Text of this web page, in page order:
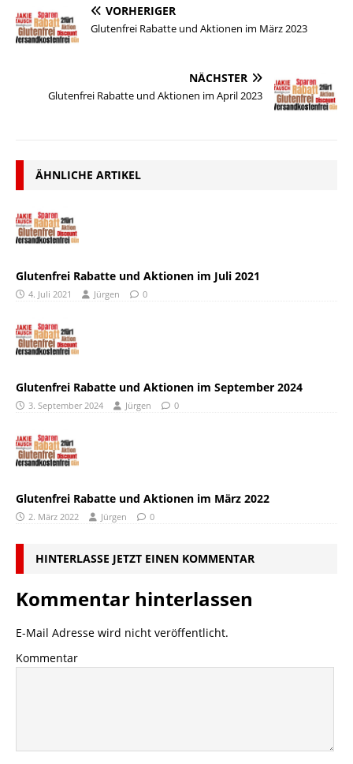
VORHERIGER
Glutenfrei Rabatte und Aktionen im März 2023
NÄCHSTER
Glutenfrei Rabatte und Aktionen im April 2023
ÄHNLICHE ARTIKEL
Glutenfrei Rabatte und Aktionen im Juli 2021
4. Juli 2021 Jürgen 0
Glutenfrei Rabatte und Aktionen im September 2024
3. September 2024 Jürgen 0
Glutenfrei Rabatte und Aktionen im März 2022
2. März 2022 Jürgen 0
HINTERLASSE JETZT EINEN KOMMENTAR
Kommentar hinterlassen
E-Mail Adresse wird nicht veröffentlicht.
Kommentar